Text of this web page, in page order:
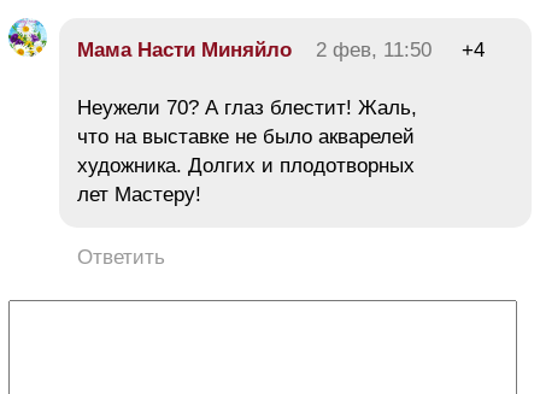
Мама Насти Миняйло 2 фев, 11:50 +4
Неужели 70? А глаз блестит! Жаль,
что на выставке не было акварелей
художника. Долгих и плодотворных
лет Мастеру!
Ответить